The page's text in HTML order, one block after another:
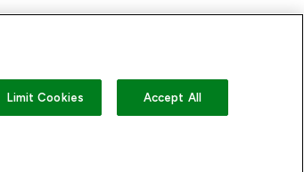
Limit Cookies Accept All